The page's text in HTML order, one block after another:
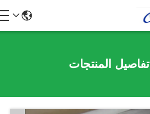
تفاصيل المنتجات